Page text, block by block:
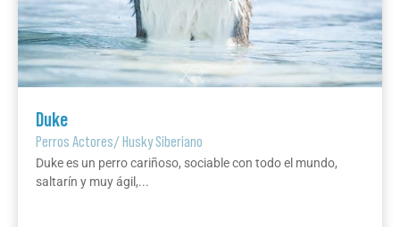
Duke
Perros Actores/Husky Siberiano
Duke es un perro cariñoso, sociable con todo el mundo,
saltarín y muy ágil,...